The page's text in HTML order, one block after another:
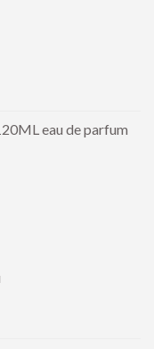
eau de parfum